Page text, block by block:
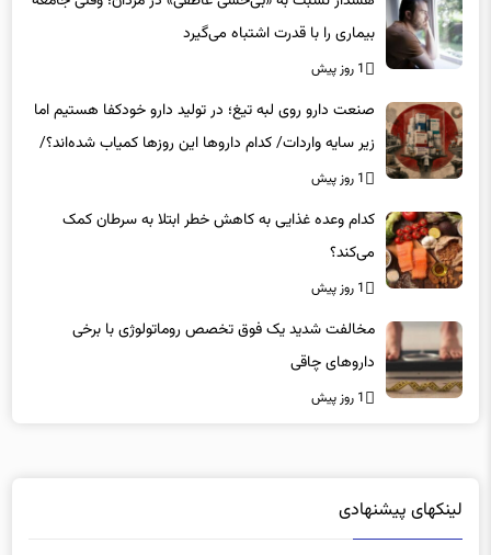
بیماری را با قدرت اشتباه می‌گیرد
1 روز پیش
صنعت دارو روی لبه تیغ؛ در تولید دارو خودکفا هستیم اما
زیر سایه واردات/ کدام داروها این روزها کمیاب شده‌اند؟/
«کشور سه ماه ذخیره دارویی دارد»
1 روز پیش
کدام وعده غذایی به کاهش خطر ابتلا به سرطان کمک
می‌کند؟
1 روز پیش
مخالفت شدید یک فوق تخصص روماتولوژی با برخی
داروهای چاقی
1 روز پیش
لینکهای پیشنهادی